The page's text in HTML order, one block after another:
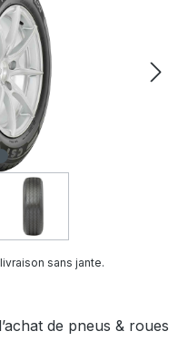
sans jante.
de pneus & roues